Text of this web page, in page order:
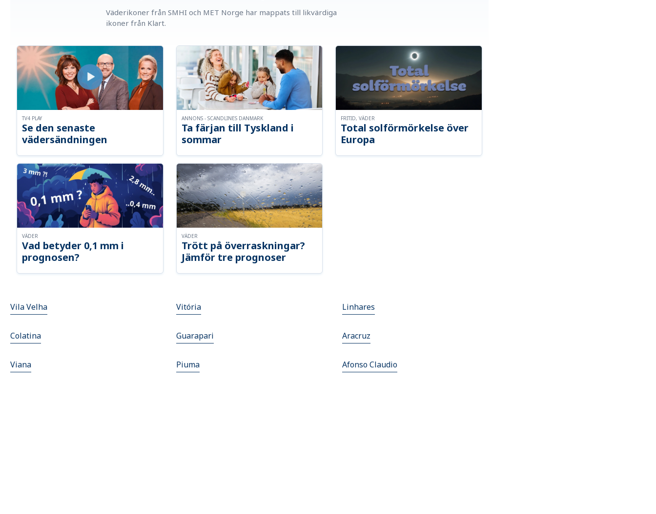
Väderikoner från SMHI och MET Norge har mappats till likvärdiga
ikoner från Klart.
Se den senaste
vädersändningen
TV4 PLAY
Ta färjan till Tyskland i
sommar
ANNONS - SCANDLINES DANMARK
Total solförmörkelse över
Europa
FRITID, VÄDER
Vad betyder 0,1 mm i
prognosen?
VÄDER
Trött på överraskningar?
Jämför tre prognoser
VÄDER
Vila Velha Vitória Linhares
Colatina Guarapari Aracruz
Viana Piuma Afonso Claudio